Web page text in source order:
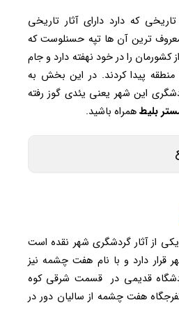
که دارد دارای آثار تاریخی
ترین آن ها تپه حسنلوست که
کشورمان را در خود نهفته دارد و جام
منطقه پیدا کردند. در این بخش به
این شهر یعنی یئدی گوز رفته
بلیطهمراه باشید.
از آثار گردشگری شهر نقده است
قرار دارد و با نام هفت چشمه نیز
قدیمی در قسمت شرقی کوه
هفت چشمه از سالیان دور در